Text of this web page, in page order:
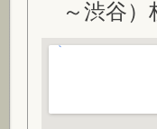
～渋谷